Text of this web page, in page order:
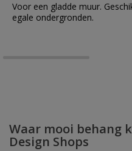
Voor een gladde muur.
egale ondergronden.
Waar mooi behang
Design Shops